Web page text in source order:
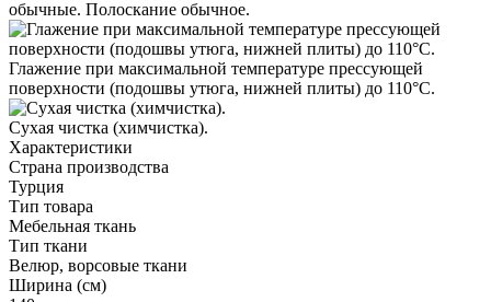
обычные. Полоскание обычное.
Глажение при максимальной температуре прессующей
поверхности (подошвы утюга, нижней плиты) до 110°С.
Cухая чистка (химчистка).
Характеристики
Страна производства
Турция
Тип товара
Мебельная ткань
Тип ткани
Велюр, ворсовые ткани
Ширина (см)